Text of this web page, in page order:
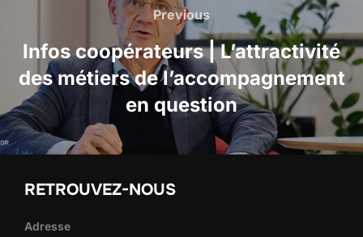
l’article
Previous
Previous
Infos coopérateurs | L’attractivité
des métiers de l’accompagnement
en question
RETROUVEZ-NOUS
Adresse